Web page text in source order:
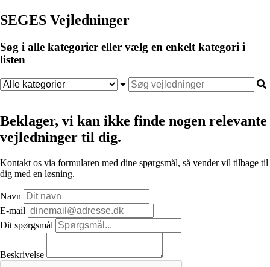
SEGES Vejledninger
Søg i alle kategorier eller vælg en enkelt kategori i
listen
Beklager, vi kan ikke finde nogen relevante
vejledninger til dig.
Kontakt os via formularen med dine spørgsmål, så vender vil tilbage til
dig med en løsning.
Navn
E-mail
Dit spørgsmål
Beskrivelse